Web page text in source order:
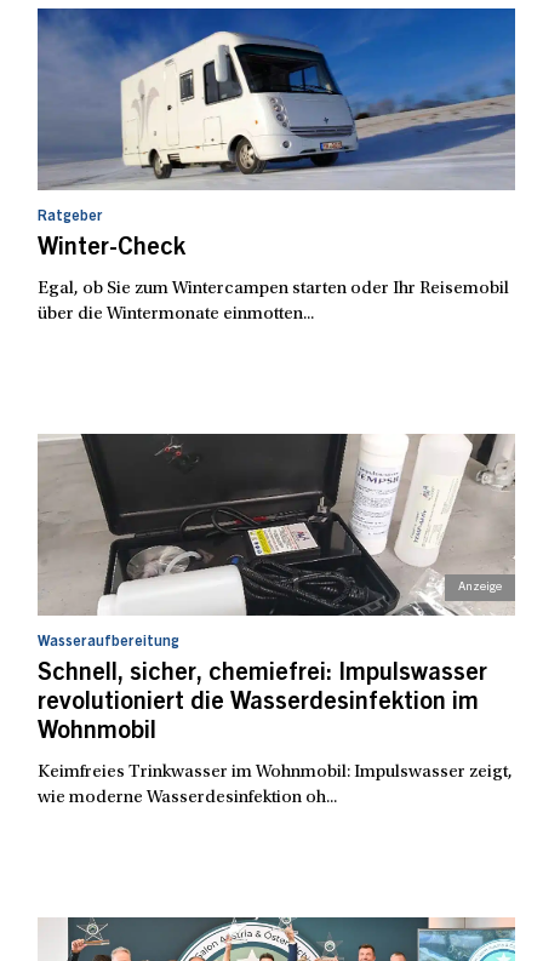
Ratgeber
Winter-Check
Egal, ob Sie zum Wintercampen starten oder Ihr Reisemobil
über die Wintermonate einmotten...
Wasseraufbereitung
Schnell, sicher, chemiefrei: Impulswasser
revolutioniert die Wasserdesinfektion im
Wohnmobil
Keimfreies Trinkwasser im Wohnmobil: Impulswasser zeigt,
wie moderne Wasserdesinfektion oh...